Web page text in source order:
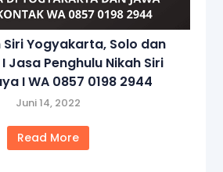
Siri Yogyakarta, Solo dan
Jasa Penghulu Nikah Siri
I WA 0857 0198 2944
Juni 14, 2022
Read More